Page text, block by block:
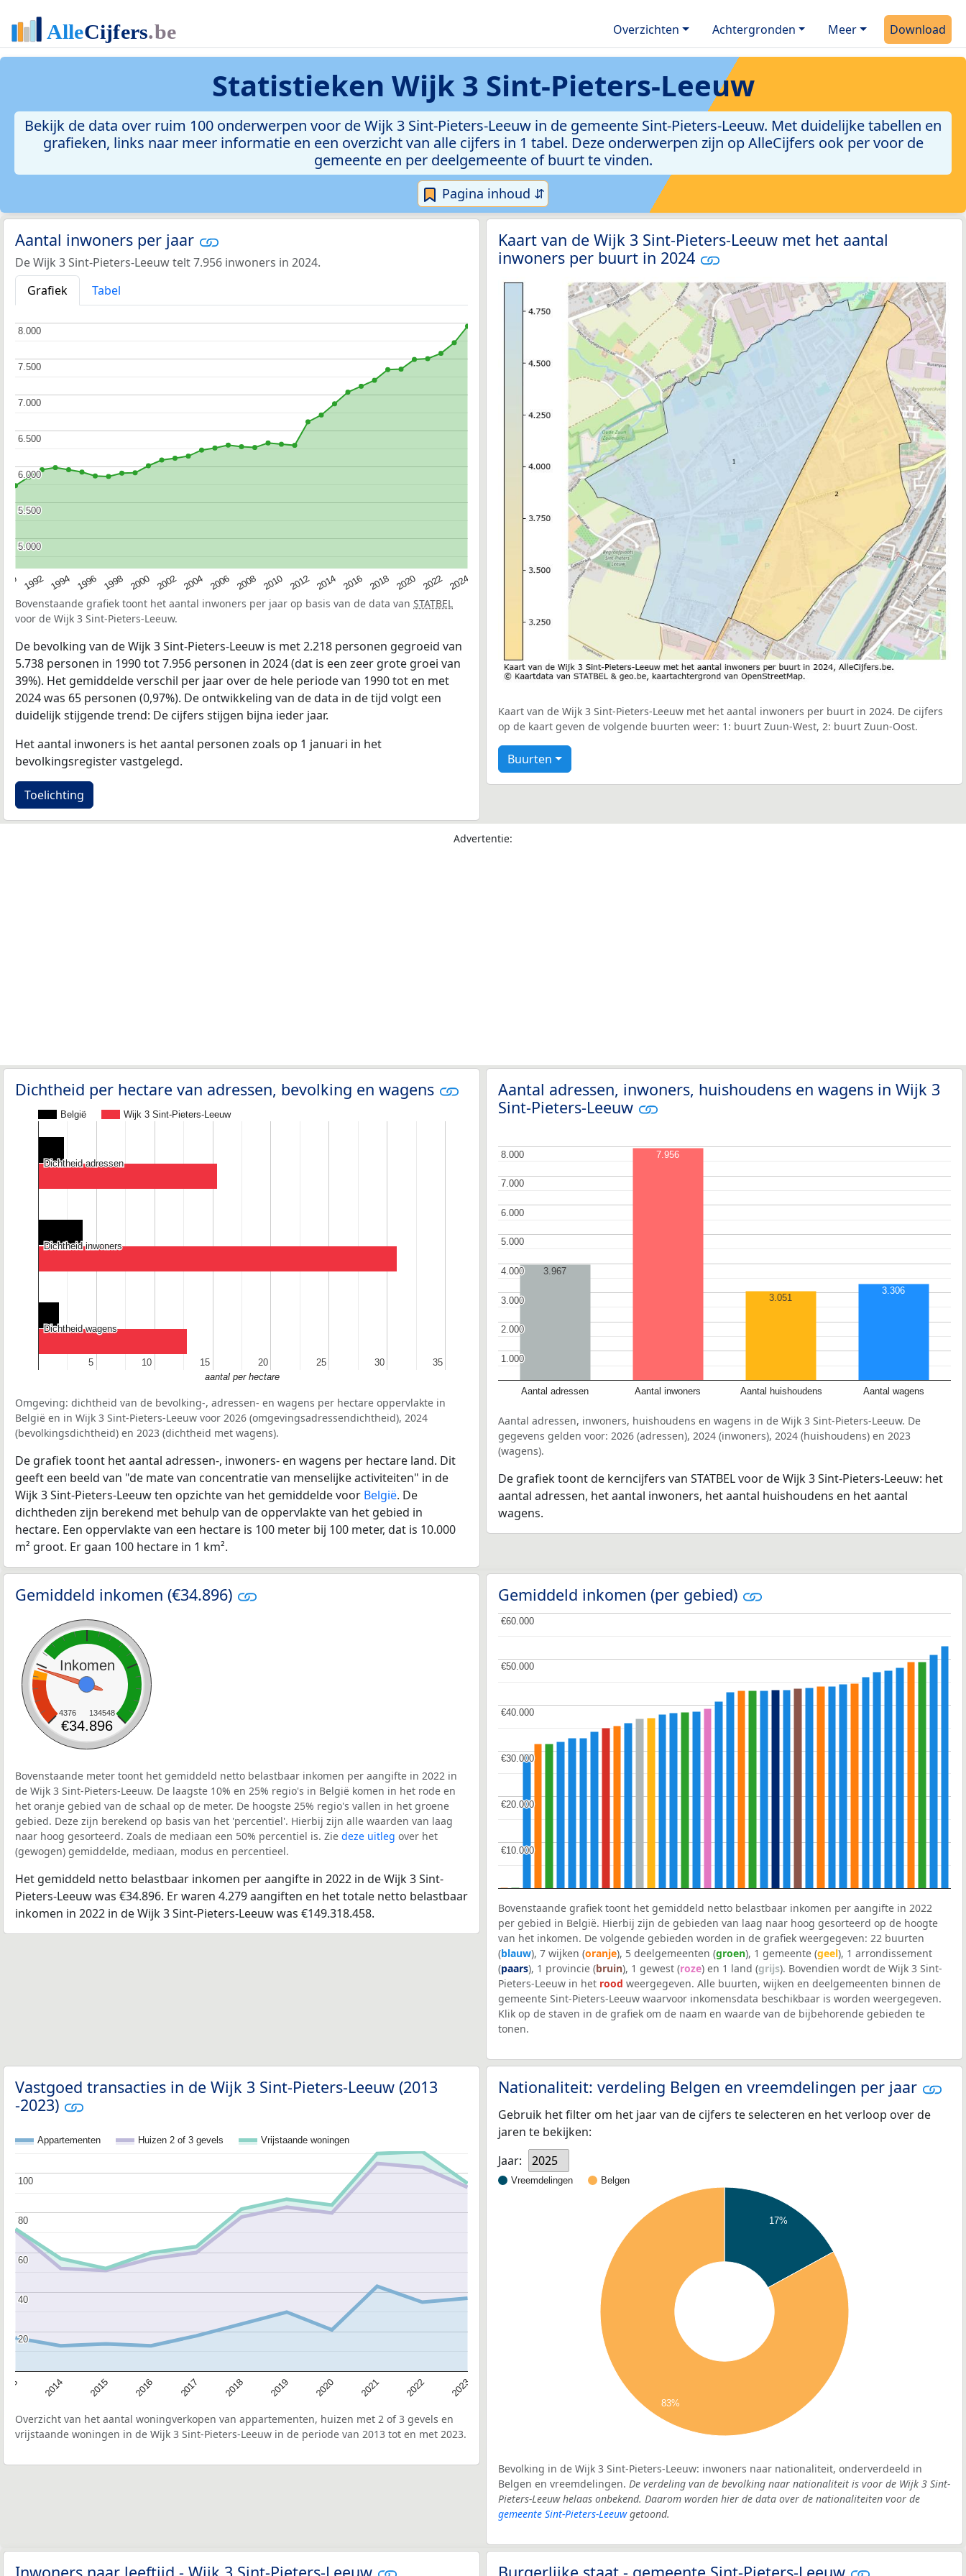
Overzichten Achtergronden Meer Download
Statistieken Wijk 3 Sint-Pieters-Leeuw
Bekijk de data over ruim 100 onderwerpen voor de Wijk 3 Sint-Pieters-Leeuw in de gemeente Sint-Pieters-Leeuw. Met duidelijke tabellen en
grafieken, links naar meer informatie en een overzicht van alle cijfers in 1 tabel. Deze onderwerpen zijn op AlleCijfers ook per voor de
gemeente en per deelgemeente of buurt te vinden.
Pagina inhoud ⇵
Aantal inwoners per jaar
De Wijk 3 Sint-Pieters-Leeuw telt 7.956 inwoners in 2024.
Grafiek
Tabel
1992 1994 1996 1998 2000 2002 2004 2006 2008 2010 2012 2014 2016 2018 2020 2022 2024
5.000
5.000
5.500
5.500
6.000
6.000
6.500
6.500
7.000
7.000
7.500
7.500
8.000
8.000
Bovenstaande grafiek toont het aantal inwoners per jaar op basis van de data van STATBEL
voor de Wijk 3 Sint-Pieters-Leeuw.
De bevolking van de Wijk 3 Sint-Pieters-Leeuw is met 2.218 personen gegroeid van
5.738 personen in 1990 tot 7.956 personen in 2024 (dat is een zeer grote groei van
39%). Het gemiddelde verschil per jaar over de hele periode van 1990 tot en met
2024 was 65 personen (0,97%). De ontwikkeling van de data in de tijd volgt een
duidelijk stijgende trend: De cijfers stijgen bijna ieder jaar.
Het aantal inwoners is het aantal personen zoals op 1 januari in het
bevolkingsregister vastgelegd.
Toelichting
Kaart van de Wijk 3 Sint-Pieters-Leeuw met het aantal
inwoners per buurt in 2024
Kaart van de Wijk 3 Sint-Pieters-Leeuw met het aantal inwoners per buurt in 2024. De cijfers
op de kaart geven de volgende buurten weer: 1: buurt Zuun-West, 2: buurt Zuun-Oost.
Buurten
Advertentie:
Dichtheid per hectare van adressen, bevolking en wagens
België Wijk 3 Sint-Pieters-Leeuw
5
5 10
10 15
15 20
20 25
25 30
30 35
35
Dichtheid adressen
Dichtheid adressen
Dichtheid inwoners
Dichtheid inwoners
Dichtheid wagens
Dichtheid wagens
aantal per hectare
Omgeving: dichtheid van de bevolking-, adressen- en wagens per hectare oppervlakte in
België en in Wijk 3 Sint-Pieters-Leeuw voor 2026 (omgevingsadressendichtheid), 2024
(bevolkingsdichtheid) en 2023 (dichtheid met wagens).
De grafiek toont het aantal adressen-, inwoners- en wagens per hectare land. Dit
geeft een beeld van "de mate van concentratie van menselijke activiteiten" in de
Wijk 3 Sint-Pieters-Leeuw ten opzichte van het gemiddelde voor België. De
dichtheden zijn berekend met behulp van de oppervlakte van het gebied in
hectare. Een oppervlakte van een hectare is 100 meter bij 100 meter, dat is 10.000
m² groot. Er gaan 100 hectare in 1 km².
Aantal adressen, inwoners, huishoudens en wagens in Wijk 3
Sint-Pieters-Leeuw
Aantal adressen Aantal inwoners Aantal huishoudens Aantal wagens
1.000
1.000
2.000
2.000
3.000
3.000
4.000
4.000
5.000
5.000
6.000
6.000
7.000
7.000
8.000
8.000
3.967
7.956
3.051
3.306
Aantal adressen, inwoners, huishoudens en wagens in de Wijk 3 Sint-Pieters-Leeuw. De
gegevens gelden voor: 2026 (adressen), 2024 (inwoners), 2024 (huishoudens) en 2023
(wagens).
De grafiek toont de kerncijfers van STATBEL voor de Wijk 3 Sint-Pieters-Leeuw: het
aantal adressen, het aantal inwoners, het aantal huishoudens en het aantal
wagens.
Gemiddeld inkomen (€34.896)
Inkomen
4376 134548
€34.896
Bovenstaande meter toont het gemiddeld netto belastbaar inkomen per aangifte in 2022 in
de Wijk 3 Sint-Pieters-Leeuw. De laagste 10% en 25% regio's in België komen in het rode en
het oranje gebied van de schaal op de meter. De hoogste 25% regio's vallen in het groene
gebied. Deze zijn berekend op basis van het 'percentiel'. Hierbij zijn alle waarden van laag
naar hoog gesorteerd. Zoals de mediaan een 50% percentiel is. Zie deze uitleg over het
(gewogen) gemiddelde, mediaan, modus en percentieel.
Het gemiddeld netto belastbaar inkomen per aangifte in 2022 in de Wijk 3 Sint-
Pieters-Leeuw was €34.896. Er waren 4.279 aangiften en het totale netto belastbaar
inkomen in 2022 in de Wijk 3 Sint-Pieters-Leeuw was €149.318.458.
Gemiddeld inkomen (per gebied)
€10.000
€10.000
€20.000
€20.000
€30.000
€30.000
€40.000
€40.000
€50.000
€50.000
€60.000
€60.000
Bovenstaande grafiek toont het gemiddeld netto belastbaar inkomen per aangifte in 2022
per gebied in België. Hierbij zijn de gebieden van laag naar hoog gesorteerd op de hoogte
van het inkomen. De volgende gebieden worden in de grafiek weergegeven: 22 buurten
(blauw), 7 wijken (oranje), 5 deelgemeenten (groen), 1 gemeente (geel), 1 arrondissement
(paars), 1 provincie (bruin), 1 gewest (roze) en 1 land (grijs). Bovendien wordt de Wijk 3 Sint-
Pieters-Leeuw in het rood weergegeven. Alle buurten, wijken en deelgemeenten binnen de
gemeente Sint-Pieters-Leeuw waarvoor inkomensdata beschikbaar is worden weergegeven.
Klik op de staven in de grafiek om de naam en waarde van de bijbehorende gebieden te
tonen.
Vastgoed transacties in de Wijk 3 Sint-Pieters-Leeuw (2013
-2023)
Appartementen Huizen 2 of 3 gevels Vrijstaande woningen
2014 2015 2016 2017 2018 2019 2020 2021 2022 2023
20
20
40
40
60
60
80
80
100
100
Overzicht van het aantal woningverkopen van appartementen, huizen met 2 of 3 gevels en
vrijstaande woningen in de Wijk 3 Sint-Pieters-Leeuw in de periode van 2013 tot en met 2023.
Nationaliteit: verdeling Belgen en vreemdelingen per jaar
Gebruik het filter om het jaar van de cijfers te selecteren en het verloop over de
jaren te bekijken:
Jaar:
2025
Vreemdelingen Belgen
17%
83%
Bevolking in de Wijk 3 Sint-Pieters-Leeuw: inwoners naar nationaliteit, onderverdeeld in
Belgen en vreemdelingen. De verdeling van de bevolking naar nationaliteit is voor de Wijk 3 Sint-
Pieters-Leeuw helaas onbekend. Daarom worden hier de data over de nationaliteiten voor de
gemeente Sint-Pieters-Leeuwgetoond.
Inwoners naar leeftijd - Wijk 3 Sint-Pieters-Leeuw Burgerlijke staat - gemeente Sint-Pieters-Leeuw